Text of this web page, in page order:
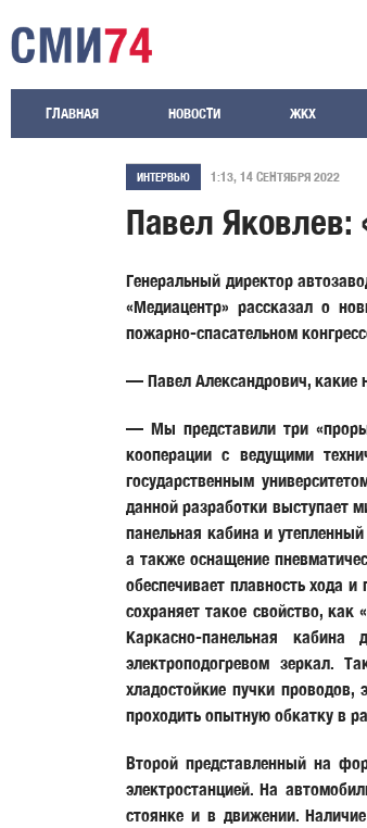
ГЛАВНАЯ НОВОСТИ ЖКХ
ИНТЕРВЬЮ 1:13, 14 СЕНТЯБРЯ 2022
Павел Яковлев:
Генеральный директор
«Медиацентр» рассказал о
пожарно-спасательном
— Павел Александрович, какие
— Мы представили три
кооперации с ведущими
государственным
данной разработки выступает
панельная кабина и
а также оснащение
обеспечивает плавность хода
сохраняет такое свойство, как
Каркасно-панельная кабина
электроподогревом зеркал.
хладостойкие пучки
проходить опытную обкатку в
Второй представленный на
электростанцией. На
стоянке и в движении.